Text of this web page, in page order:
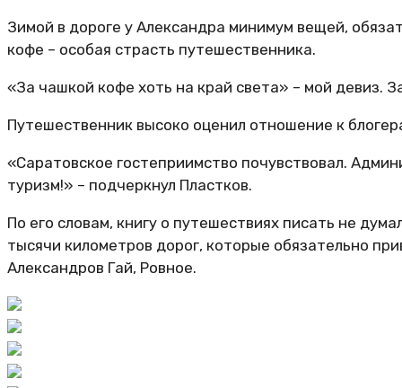
Зимой в дороге у Александра минимум вещей,
кофе – особая страсть путешественника.
«За чашкой кофе хоть на край света» – мой девиз.
Путешественник высоко оценил отношение к
«Саратовское гостеприимство почувствовал.
туризм!» – подчеркнул Пластков.
По его словам, книгу о путешествиях писать не
тысячи километров дорог, которые обязательно
Александров Гай, Ровное.